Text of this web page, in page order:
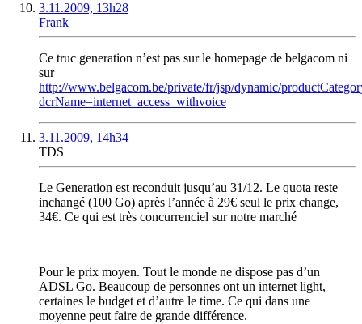
3.11.2009, 13h28
Frank
Ce truc generation n’est pas sur le homepage de belgacom ni
sur
http://www.belgacom.be/private/fr/jsp/dynamic/
dcrName=internet_access_withvoice
3.11.2009, 14h34
TDS
Le Generation est reconduit jusqu’au 31/12. Le quota reste
inchangé (100 Go) après l’année à 29€ seul le prix change,
34€. Ce qui est très concurrenciel sur notre marché
Pour le prix moyen. Tout le monde ne dispose pas d’un
ADSL Go. Beaucoup de personnes ont un internet light,
certaines le budget et d’autre le time. Ce qui dans une
moyenne peut faire de grande différence.